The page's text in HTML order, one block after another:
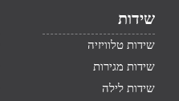
שידות
שידות טלוויזיה
שידות מגירות
שידות לילה